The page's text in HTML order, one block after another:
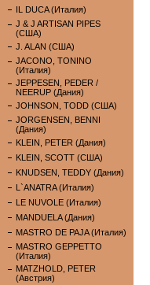
IL DUCA (Италия)
J & J ARTISAN PIPES
(США)
J. ALAN (США)
JACONO, TONINO
(Италия)
JEPPESEN, PEDER /
NEERUP (Дания)
JOHNSON, TODD (США)
JORGENSEN, BENNI
(Дания)
KLEIN, PETER (Дания)
KLEIN, SCOTT (США)
KNUDSEN, TEDDY (Дания)
L`ANATRA (Италия)
LE NUVOLE (Италия)
MANDUELA (Дания)
MASTRO DE PAJA (Италия)
MASTRO GEPPETTO
(Италия)
MATZHOLD, PETER
(Австрия)